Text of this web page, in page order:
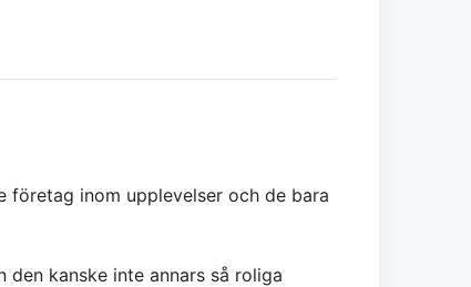
företag inom upplevelser och de bara
kanske inte annars så roliga